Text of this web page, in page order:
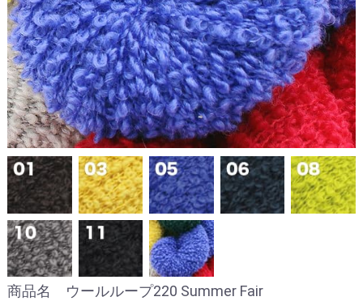
商品名 ウールループ220 Summer Fair